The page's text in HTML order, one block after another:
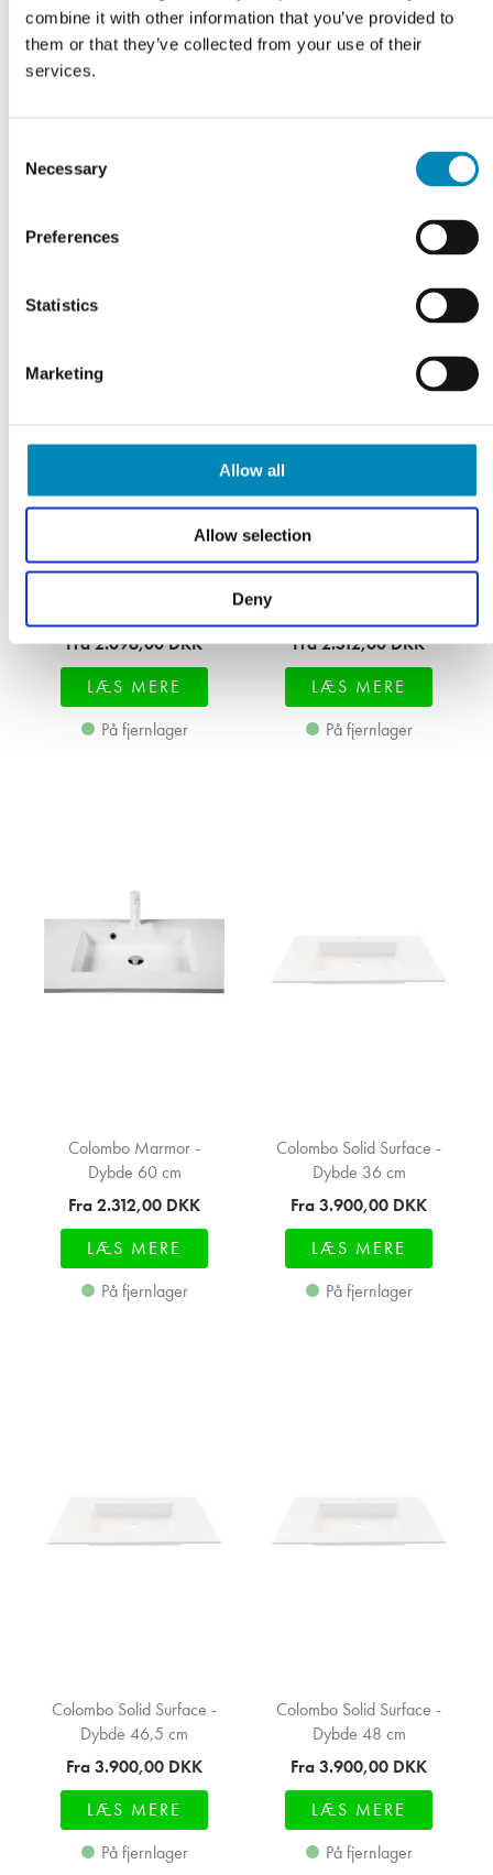
combine it with other information that you’ve provided to
them or that they’ve collected from your use of their
services.
Selection
Necessary
Preferences
Statistics
Marketing
Allow all
Allow selection
Deny
Colombo Marmor -
Dybde 48 cm
Fra 2.096,00
På fjernlager
Colombo Marmor -
Dybde 50 cm
Fra 2.096,00DKK
LÆS MERE
På fjernlager
Fra 2.312,00DKK
LÆS MERE
På fjernlager
Colombo Marmor -
Dybde 60 cm
Fra 2.312,00 DKK
LÆS MERE
På fjernlager
Colombo Solid Surface -
Dybde 36 cm
Fra 3.900,00 DKK
LÆS MERE
På fjernlager
Colombo Solid Surface -
Dybde 46,5 cm
Fra 3.900,00 DKK
LÆS MERE
På fjernlager
Colombo Solid Surface -
Dybde 48 cm
Fra 3.900,00 DKK
LÆS MERE
På fjernlager